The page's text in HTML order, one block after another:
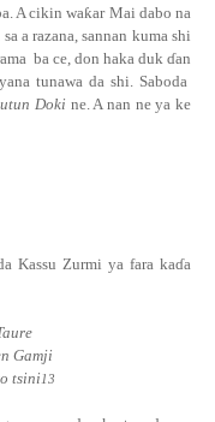
A cikinwaƙarMai dabo na
a razana, sannan kuma shi
ba ce, don haka duk ɗan
tunawa da shi. Saboda
Doki ne. A nan ne ya ke
Kassu Zurmi ya farakaɗa
Gamji
tsini 13